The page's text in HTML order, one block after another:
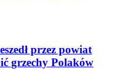
przez powiat
grzechy Polaków